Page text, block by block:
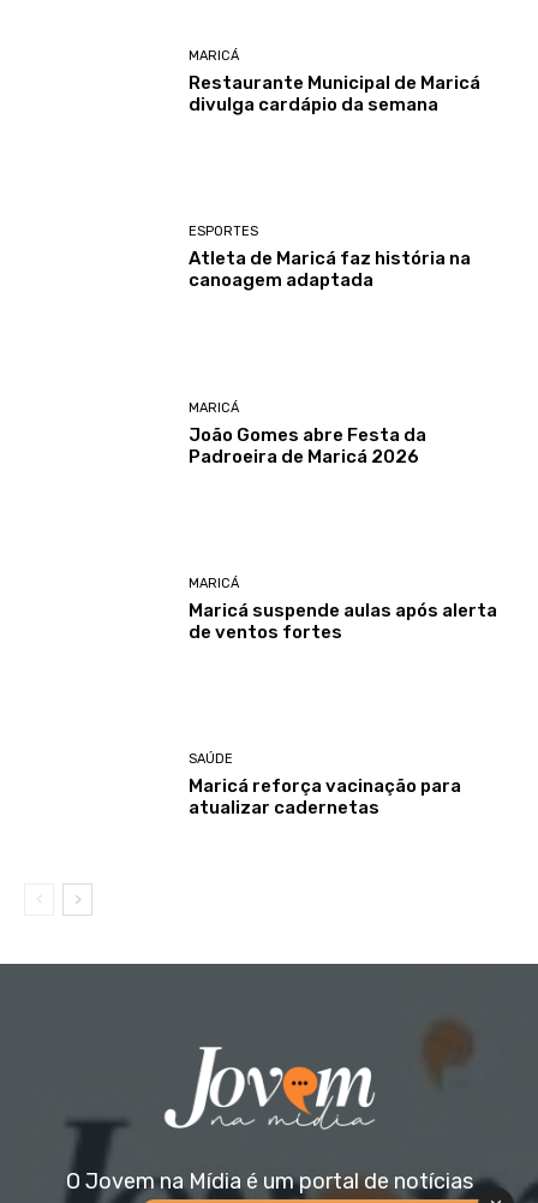
MARICÁ
Restaurante Municipal de Maricá
divulga cardápio da semana
ESPORTES
Atleta de Maricá faz história na
canoagem adaptada
MARICÁ
João Gomes abre Festa da
Padroeira de Maricá 2026
MARICÁ
Maricá suspende aulas após alerta
de ventos fortes
SAÚDE
Maricá reforça vacinação para
atualizar cadernetas
O Jovem na Mídia é um portal de notícias